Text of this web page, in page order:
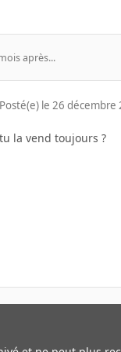
après...
Posté(e) le 26 décembre
tu la vend toujours ?